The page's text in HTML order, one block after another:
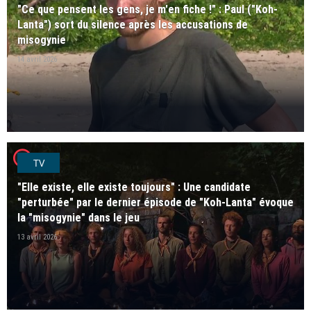
"Ce que pensent les gens, je m'en fiche !" : Paul ("Koh-
Lanta") sort du silence après les accusations de
misogynie
14 avril 2026
player2TV
"Elle existe, elle existe toujours" : Une candidate
"perturbée" par le dernier épisode de "Koh-Lanta" évoque
la "misogynie" dans le jeu
13 avril 2026